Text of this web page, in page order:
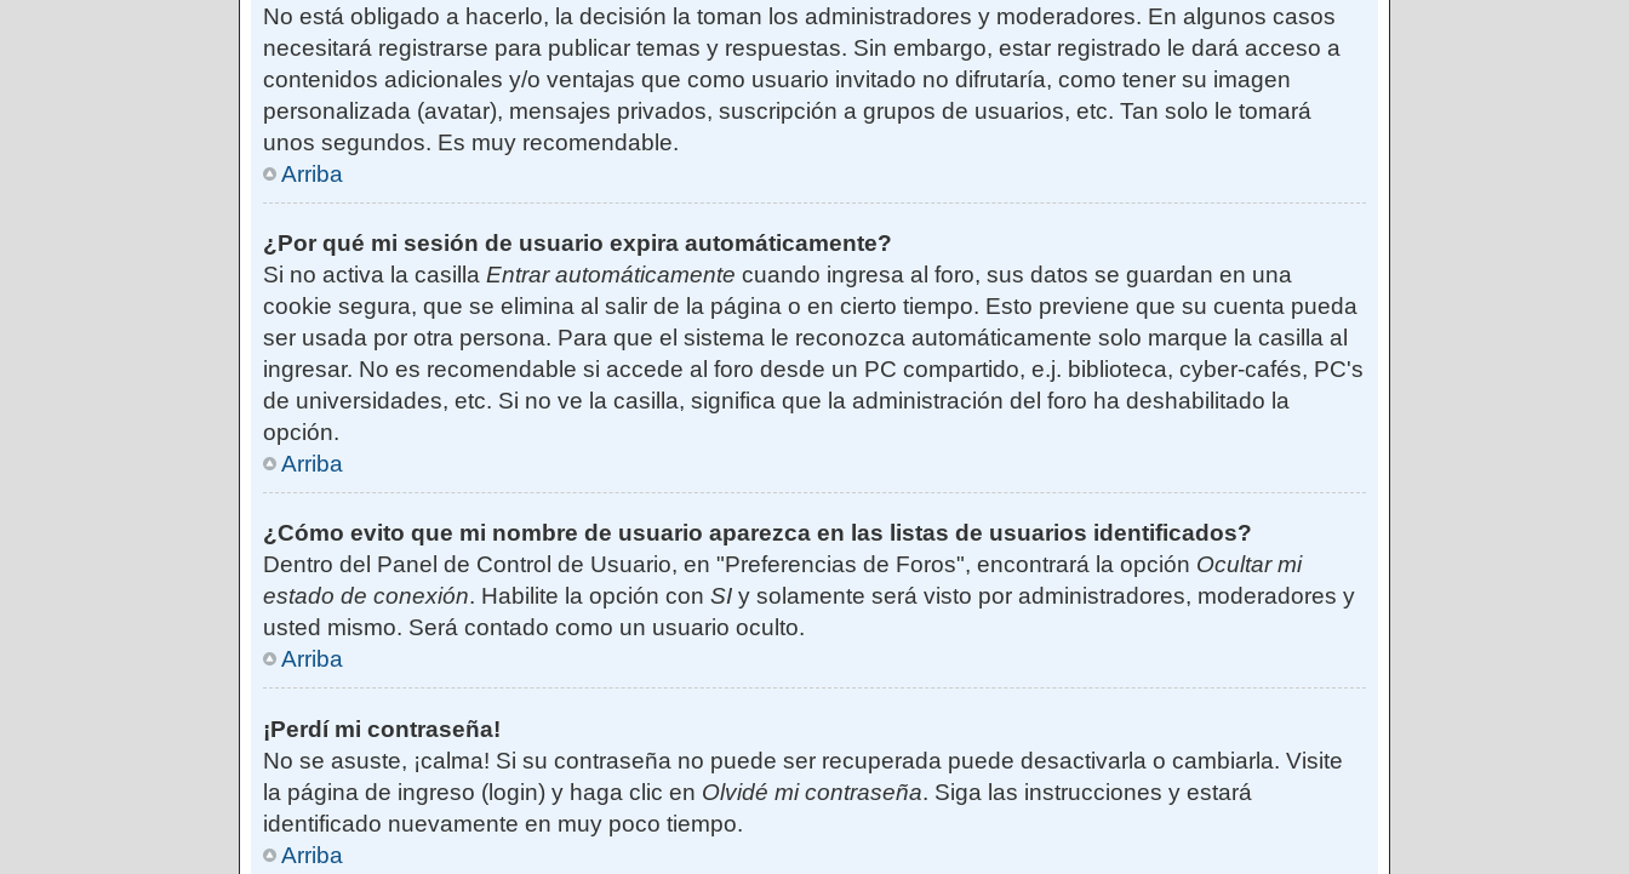
No está obligado a hacerlo, la decisión la toman los administradores y moderadores. En algunos casos
necesitará registrarse para publicar temas y respuestas. Sin embargo, estar registrado le dará acceso a
contenidos adicionales y/o ventajas que como usuario invitado no difrutaría, como tener su imagen
personalizada (avatar), mensajes privados, suscripción a grupos de usuarios, etc. Tan solo le tomará
unos segundos. Es muy recomendable.
Arriba
¿Por qué mi sesión de usuario expira automáticamente?
Si no activa la casilla Entrar automáticamente cuando ingresa al foro, sus datos se guardan en una
cookie segura, que se elimina al salir de la página o en cierto tiempo. Esto previene que su cuenta pueda
ser usada por otra persona. Para que el sistema le reconozca automáticamente solo marque la casilla al
ingresar. No es recomendable si accede al foro desde un PC compartido, e.j. biblioteca, cyber-cafés, PC's
de universidades, etc. Si no ve la casilla, significa que la administración del foro ha deshabilitado la
opción.
Arriba
¿Cómo evito que mi nombre de usuario aparezca en las listas de usuarios identificados?
Dentro del Panel de Control de Usuario, en "Preferencias de Foros", encontrará la opción Ocultar mi
estado de conexión. Habilite la opción con SI y solamente será visto por administradores, moderadores y
usted mismo. Será contado como un usuario oculto.
Arriba
¡Perdí mi contraseña!
No se asuste, ¡calma! Si su contraseña no puede ser recuperada puede desactivarla o cambiarla. Visite
la página de ingreso (login) y haga clic en Olvidé mi contraseña. Siga las instrucciones y estará
identificado nuevamente en muy poco tiempo.
Arriba